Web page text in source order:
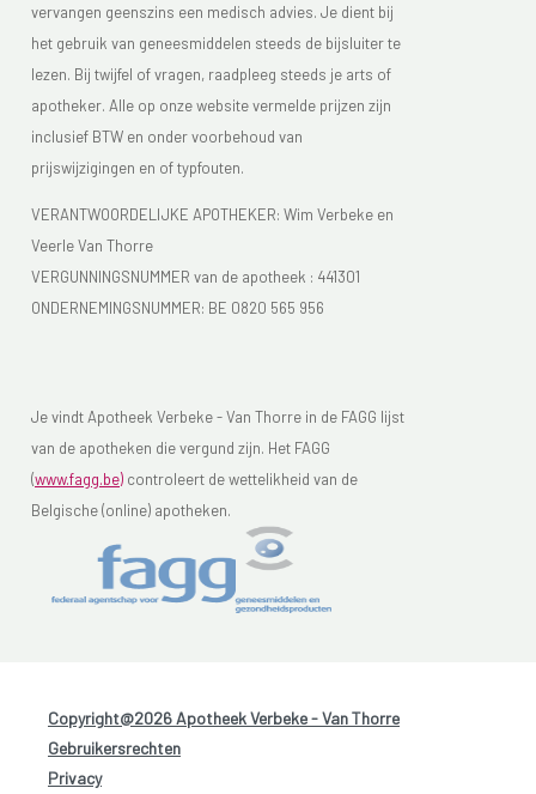
vervangen geenszins een medisch advies. Je dient bij
het gebruik van geneesmiddelen steeds de bijsluiter te
lezen. Bij twijfel of vragen, raadpleeg steeds je arts of
apotheker. Alle op onze website vermelde prijzen zijn
inclusief BTW en onder voorbehoud van
prijswijzigingen en of typfouten.
VERANTWOORDELIJKE APOTHEKER: Wim Verbeke en
Veerle Van Thorre
VERGUNNINGSNUMMER van de apotheek : 441301
ONDERNEMINGSNUMMER: BE 0820 565 956
Je vindt Apotheek Verbeke - Van Thorre in de FAGG lijst
van de apotheken die vergund zijn. Het FAGG
(www.fagg.be) controleert de wettelikheid van de
Belgische (online) apotheken.
Copyright@2026 Apotheek Verbeke - Van Thorre
Gebruikersrechten
Privacy